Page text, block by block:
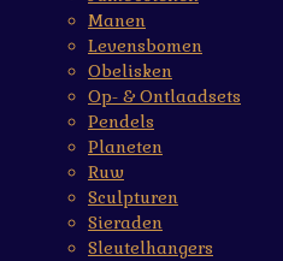
Manen
Levensbomen
Obelisken
Op- & Ontlaadsets
Pendels
Planeten
Ruw
Sculpturen
Sieraden
Sleutelhangers